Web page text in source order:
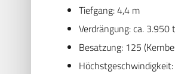
Tiefgang: 4,4 m
Verdrängung: ca. 3.950
Besatzung: 125